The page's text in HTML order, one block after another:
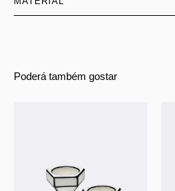
Poderá também gostar